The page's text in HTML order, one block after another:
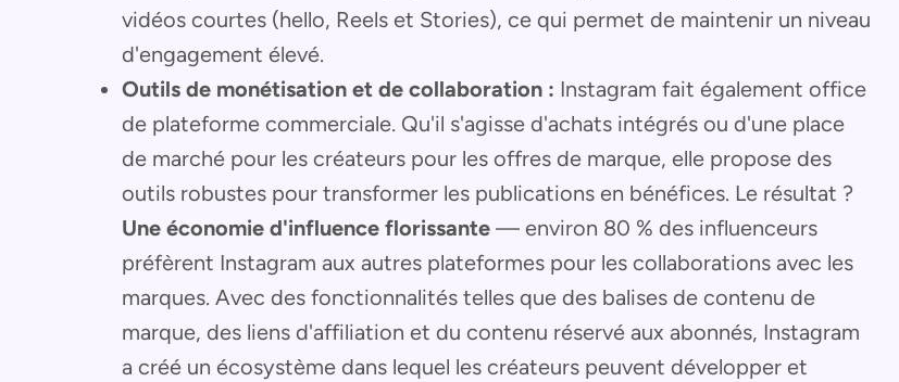
vidéos courtes (hello, Reels et Stories), ce qui permet de maintenir un niveau
d'engagement élevé.
Outils de monétisation et de collaboration : Instagram fait également office
de plateforme commerciale. Qu'il s'agisse d'achats intégrés ou d'une place
de marché pour les créateurs pour les offres de marque, elle propose des
outils robustes pour transformer les publications en bénéfices. Le résultat ?
Une économie d'influence florissante — environ 80 % des influenceurs
préfèrent Instagram aux autres plateformes pour les collaborations avec les
marques. Avec des fonctionnalités telles que des balises de contenu de
marque, des liens d'affiliation et du contenu réservé aux abonnés, Instagram
a créé un écosystème dans lequel les créateurs peuvent développer et